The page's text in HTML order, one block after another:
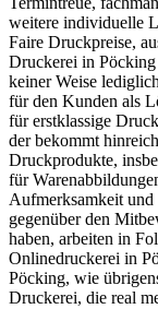
weitere individuelle
Faire Druckpreise,
Druckerei in
keiner Weise
für den Kunden als
für erstklassige
der bekommt
Druckprodukte,
für
Aufmerksamkeit und
gegenüber den
haben, arbeiten in
Onlinedruckerei in
Pöcking, wie
Druckerei, die real